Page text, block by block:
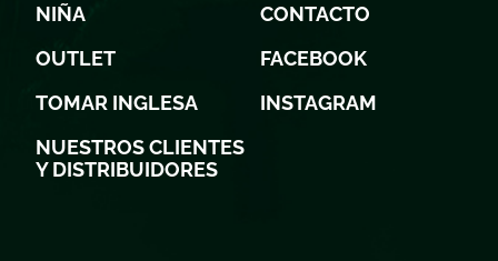
NIÑA
OUTLET
TOMAR INGLESA
NUESTROS CLIENTES
Y DISTRIBUIDORES
CONTACTO
FACEBOOK
INSTAGRAM